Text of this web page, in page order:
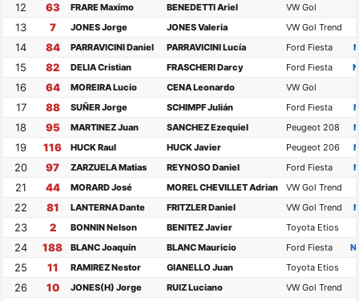
12 63 FRARE Maximo BENEDETTI Ariel VW Gol
13 7 JONES Jorge JONES Valeria VW Gol Trend
14 84 PARRAVICINI Daniel PARRAVICINI Lucía Ford Fiesta
15 82 DELIA Cristian FRASCHERI Darcy Ford Fiesta
16 64 MOREIRA Lucio CENA Leonardo VW Gol
17 88 SUÑER Jorge SCHIMPF Julián Ford Fiesta
18 95 MARTINEZ Juan SANCHEZ Ezequiel Peugeot 208
19 116 HUCK Raul HUCK Javier Peugeot 206
20 97 ZARZUELA Matias REYNOSO Daniel Ford Fiesta
21 44 MORARD José MOREL CHEVILLET Adrian VW Gol Trend
22 81 LANTERNA Dante FRITZLER Daniel VW Gol Trend
23 2 BONNIN Nelson BENITEZ Javier Toyota Etios
24 188 BLANC Joaquín BLANC Mauricio Ford Fiesta
25 11 RAMIREZ Nestor GIANELLO Juan Toyota Etios
26 10 JONES(H) Jorge RUIZ Luciano VW Gol Trend